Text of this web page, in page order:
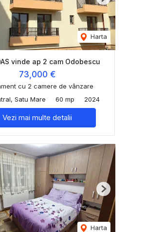
Harta
vinde ap 2 cam Odobescu
73,000 €
cu 2 camere de vânzare
Satu Mare
60 mp 2024
Vezi mai multe detalii
Harta
Next